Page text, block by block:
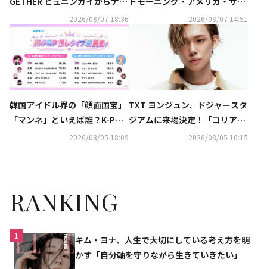
まで「フェラガモ」のイベント
に出席
2026/08/07 18:36
ーコンサート」に登場！
2026/08/07 14:51
韓国アイドル界の「顔面国宝」
「マンネ」といえば誰？K-POP
推しタイプ別調査の結果が明ら
2026/08/05 18:09
TXT ヨンジュン、ドジャースタ
ジアムに来場決定！「コリア
ン・ヘリテージ・ナイト」で始
2026/08/05 10:15
RANKING
1
キム・ヨナ、人生で大切にしている考え方を明
かす「自分軸を守りながら生きていきたい」